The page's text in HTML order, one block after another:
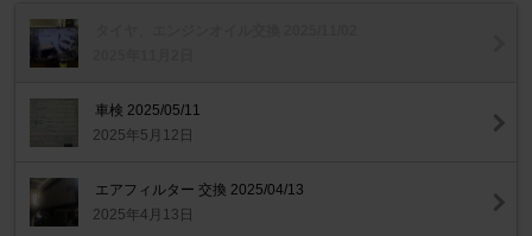
車検 2025/05/11
2025年5月12日
エアフィルター 交換 2025/04/13
2025年4月13日